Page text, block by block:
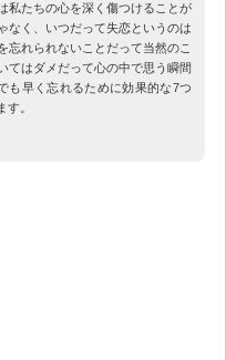
私たちの心を深く傷つけることが
なく、いつだって失恋というのは
忘れられないことだって当然のこ
てはダメだって心の中で思う瞬間
も早く忘れるために効果的な7つ
。